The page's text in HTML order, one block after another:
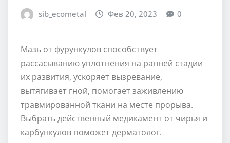
sib_ecometal Фев 20, 2023 0
Мазь от фурункулов способствует
рассасыванию уплотнения на ранней стадии
их развития, ускоряет вызревание,
вытягивает гной, помогает заживлению
травмированной ткани на месте прорыва.
Выбрать действенный медикамент от чирья и
карбункулов поможет дерматолог.